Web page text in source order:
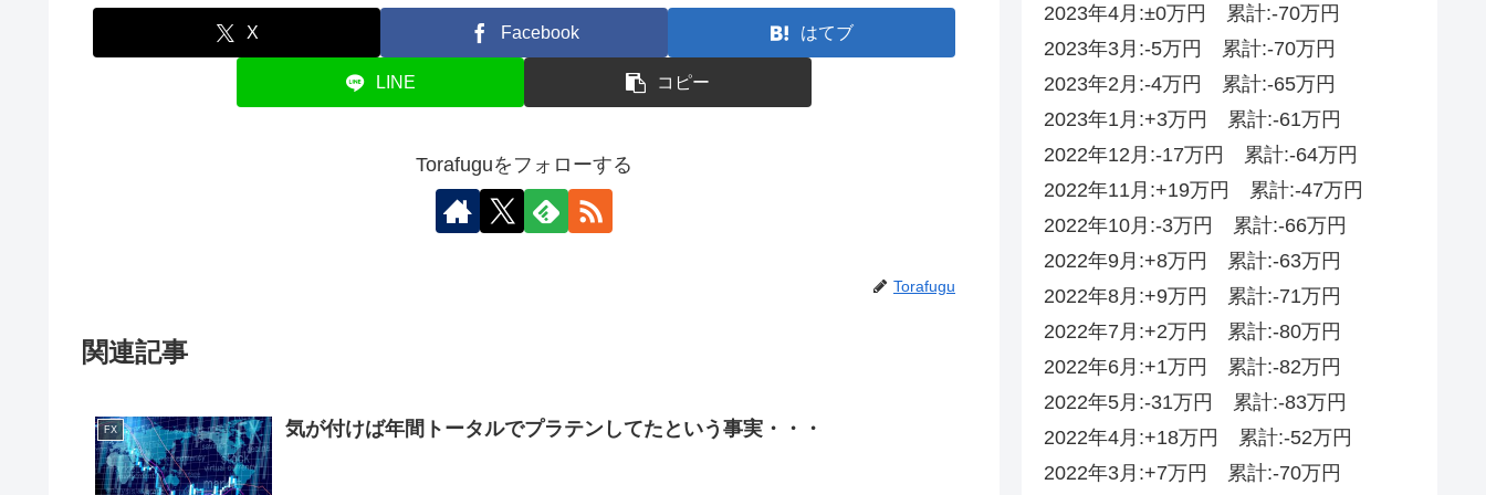
X Facebook はてブ
LINE コピー
Torafuguをフォローする
Torafugu
関連記事
FX 気が付けば年間トータルでプラテンしてたという事実・・・
2023年4月:±0万円 累計:-70万円
2023年3月:-5万円 累計:-70万円
2023年2月:-4万円 累計:-65万円
2023年1月:+3万円 累計:-61万円
2022年12月:-17万円 累計:-64万円
2022年11月:+19万円 累計:-47万円
2022年10月:-3万円 累計:-66万円
2022年9月:+8万円 累計:-63万円
2022年8月:+9万円 累計:-71万円
2022年7月:+2万円 累計:-80万円
2022年6月:+1万円 累計:-82万円
2022年5月:-31万円 累計:-83万円
2022年4月:+18万円 累計:-52‬‬万円
2022年3月:+7万円 累計:-70‬万円